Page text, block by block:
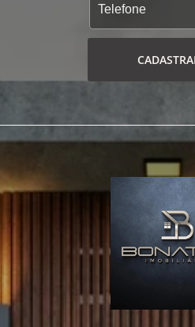
o Lagoa do Passo
viver a vida junto à
sua família. Terrenos
estrutura esportiva,
jogos e tudo o que
exclusiva reserva
48% da área são lotes.
Liberdade de
construir a casa dos
proble-ma nenhum. Mas
tranquilidade, o Lagoa
dis-ponibiliza duas